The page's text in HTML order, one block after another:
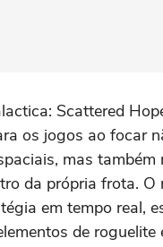
Scattered
os jogos ao focar
mas também
da própria frota. O
em tempo real,
de roguelite